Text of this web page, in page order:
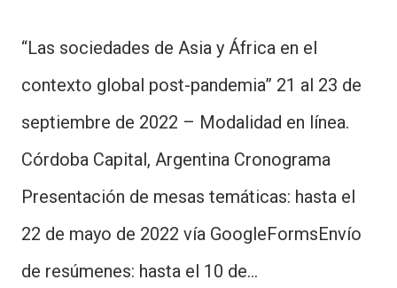
“Las sociedades de Asia y África en el
contexto global post-pandemia” 21 al 23 de
septiembre de 2022 – Modalidad en línea.
Córdoba Capital, Argentina Cronograma
Presentación de mesas temáticas: hasta el
22 de mayo de 2022 vía GoogleFormsEnvío
de resúmenes: hasta el 10 de…